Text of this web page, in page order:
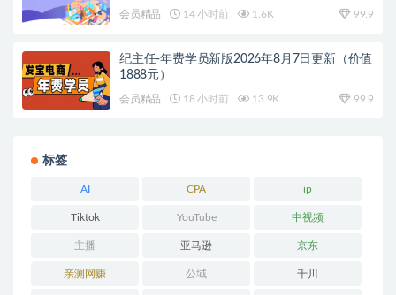
会员精品 14 小时前 1.6K 99.9
纪主任-年费学员新版2026年8月7日更新（价值
1888元）
会员精品 18 小时前 13.9K 99.9
标签
AI CPA ip
Tiktok YouTube 中视频
主播 亚马逊 京东
亲测网赚 公域 千川